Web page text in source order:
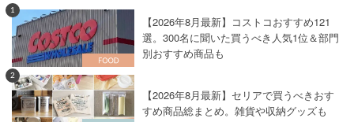
1
【2026年8月最新】コストコおすすめ121
選。300名に聞いた買うべき人気1位＆部門
別おすすめ商品も
2
【2026年8月最新】セリアで買うべきおす
すめ商品総まとめ。雑貨や収納グッズも